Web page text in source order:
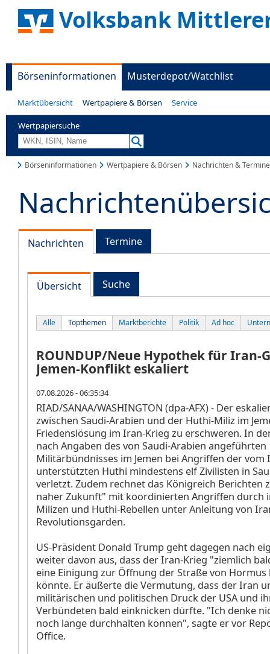
Volksbank
Börseninformationen Musterdepot/Watchlist
Marktübersicht Wertpapiere & Börsen Service
Wertpapiersuche
Börseninformationen Wertpapiere & Börsen Nachrichten & Termine
Nachrichten Termine
Übersicht Suche
Alle Topthemen Marktberichte Politik Ad hoc
ROUNDUP/Neue Hypothek für Iran-
Jemen-Konflikt eskaliert
07.08.2026 - 06:35:34
RIAD/SANAA/WASHINGTON (dpa-AFX) - Der
zwischen Saudi-Arabien und der Huthi-Miliz im
Friedenslösung im Iran-Krieg zu erschweren. In
nach Angaben des von Saudi-Arabien angeführten
Militärbündnisses im Jemen bei Angriffen der vom
unterstützten Huthi mindestens elf Zivilisten in
verletzt. Zudem rechnet das Königreich Berichten
naher Zukunft" mit koordinierten Angriffen durch
Milizen und Huthi-Rebellen unter Anleitung von
Revolutionsgarden.
US-Präsident Donald Trump geht dagegen nach
weiter davon aus, dass der Iran-Krieg "ziemlich
eine Einigung zur Öffnung der Straße von
könnte. Er äußerte die Vermutung, dass der Iran
militärischen und politischen Druck der USA und
Verbündeten bald einknicken dürfte. "Ich denke
noch lange durchhalten können", sagte er vor
Office.